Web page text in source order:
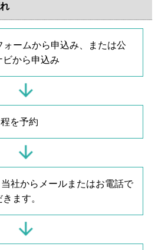
ォームから申込み、または公
から申込み
を予約
社からメールまたはお電話で
ます。